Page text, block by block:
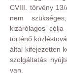
CVIII. törvény
nem
kizárólagos
történő
által kifejezetten
szolgáltatás
van.